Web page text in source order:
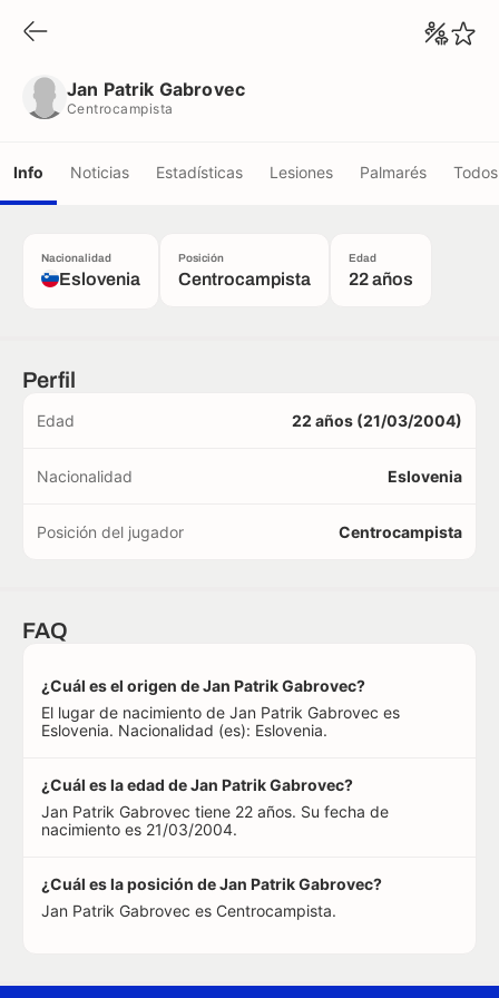
Jan Patrik Gabrovec
Centrocampista
Info Noticias Estadísticas Lesiones Palmarés
Nacionalidad
Eslovenia
Posición
Centrocampista
Edad
22 años
Perfil
Edad 22 años (21/03/2004)
Nacionalidad Eslovenia
Posición del jugador Centrocampista
FAQ
¿Cuál es el origen de Jan Patrik Gabrovec?
El lugar de nacimiento de Jan Patrik Gabrovec es
Eslovenia. Nacionalidad (es): Eslovenia.
¿Cuál es la edad de Jan Patrik Gabrovec?
Jan Patrik Gabrovec tiene 22 años. Su fecha de
nacimiento es 21/03/2004.
¿Cuál es la posición de Jan Patrik Gabrovec?
Jan Patrik Gabrovec es Centrocampista.